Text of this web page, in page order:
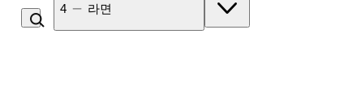
4 라면